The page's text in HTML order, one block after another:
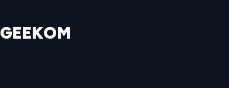
GEEKOM